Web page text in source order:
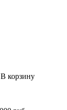
В корзину